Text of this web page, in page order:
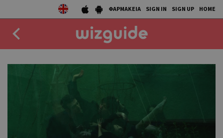
ΦΑΡΜΑΚΕΙΑ SIGN IN SIGN UP HOME